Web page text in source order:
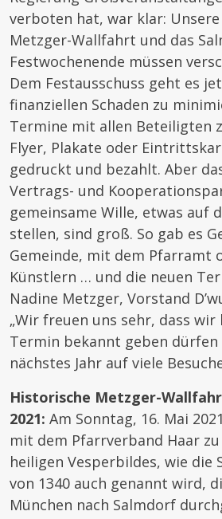
verboten hat, war klar:
Metzger-Wallfahrt und das
Festwochenende müssen
Dem Festausschuss geht es
finanziellen Schaden zu
Termine mit allen Beteiligten
Flyer, Plakate oder
gedruckt und bezahlt. Aber
Vertrags- und
gemeinsame Wille, etwas auf
stellen, sind groß. So gab es
Gemeinde, mit dem Pfarramt
Künstlern … und die neuen
Nadine Metzger, Vorstand
„Wir freuen uns sehr, dass
Termin bekannt geben dürfen
nächstes Jahr auf viele
Historische Metzger-
2021: Am Sonntag, 16. Mai
mit dem Pfarrverband Haar zu
heiligen Vesperbildes, wie die
von 1340 auch genannt wird,
München nach Salmdorf